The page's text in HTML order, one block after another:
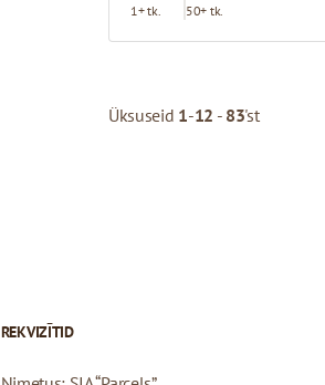
1+ tk. 50+ tk.
Üksuseid 1-12 - 83'st
REKVIZĪTID